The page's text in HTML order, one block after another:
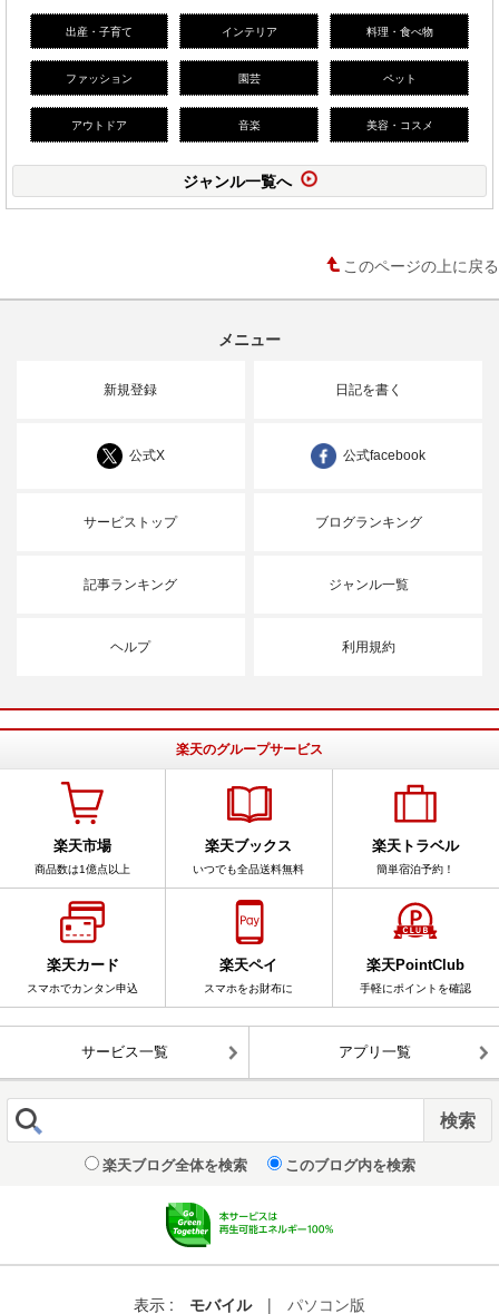
出産・子育て インテリア 料理・食べ物
ファッション 園芸 ペット
アウトドア 音楽 美容・コスメ
ジャンル一覧へ
このページの上に戻る
メニュー
新規登録 日記を書く
公式X 公式facebook
サービストップ ブログランキング
記事ランキング ジャンル一覧
ヘルプ 利用規約
楽天のグループサービス
楽天市場
商品数は1億点以上
楽天ブックス
いつでも全品送料無料
楽天トラベル
簡単宿泊予約！
楽天カード
スマホでカンタン申込
楽天ペイ
スマホをお財布に
楽天PointClub
手軽にポイントを確認
サービス一覧 アプリ一覧
楽天ブログ全体を検索 このブログ内を検索
表示 : モバイル | パソコン版